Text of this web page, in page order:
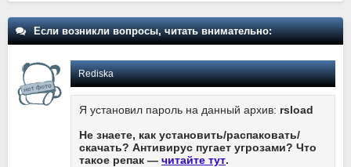
Если возникли вопросы, читать внимательно:
Rediska
Я установил пароль на данный архив: rsload
Не знаете, как установить/распаковать/
скачать? Антивирус пугает угрозами? Что
такое репак — читайте тут.